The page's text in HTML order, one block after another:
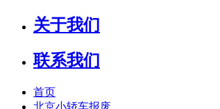
关于我们
联系我们
首页